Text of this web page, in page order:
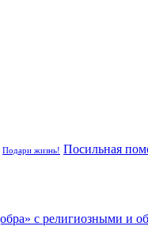
Подари жизнь! Посильная
с религиозными и